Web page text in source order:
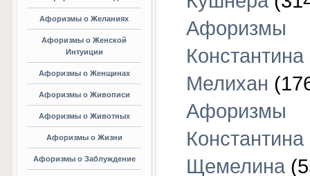
Афоризмы о Желаниях
Афоризмы о Женской
Интуиции
Афоризмы о Женщинах
Афоризмы о Живописи
Афоризмы о Животных
Афоризмы о Жизни
Афоризмы о Заблуждение
Афоризмы
Константина
Мелихан
Афоризмы
Константина
Щемелина